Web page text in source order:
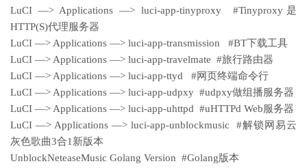
LuCI —> Applications —> luci-app-tinyproxy #Tinyproxy是
HTTP(S)代理服务器
LuCI —> Applications —> luci-app-transmission #BT下载工具
LuCI —> Applications —> luci-app-travelmate #旅行路由器
LuCI —> Applications —> luci-app-ttyd #网页终端命令行
LuCI —> Applications —> luci-app-udpxy #udpxy做组播服务器
LuCI —> Applications —> luci-app-uhttpd #uHTTPd Web服务器
LuCI —> Applications —> luci-app-unblockmusic #解锁网易云
灰色歌曲3合1新版本
UnblockNeteaseMusic Golang Version #Golang版本